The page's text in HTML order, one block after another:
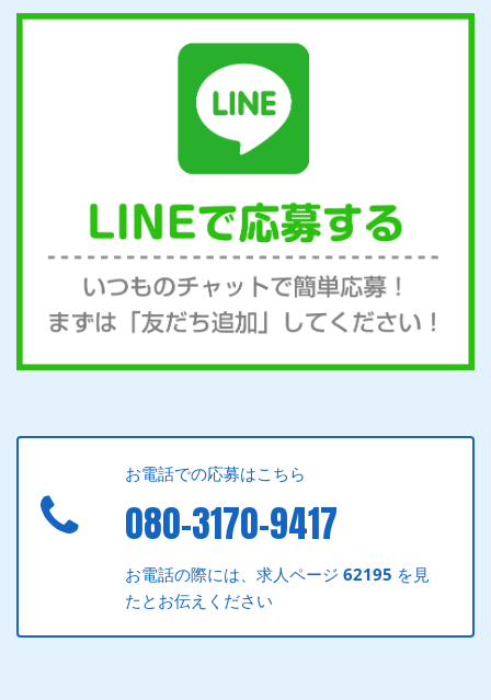
お電話での応募はこちら
080-3170-9417
お電話の際には、求人ページ62195 を見
たとお伝えください